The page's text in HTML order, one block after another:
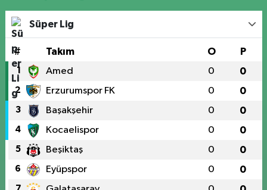
Süper Lig
# Takım O P
1 Amed 0 0
2 Erzurumspor FK 0 0
3 Başakşehir 0 0
4 Kocaelispor 0 0
5 Beşiktaş 0 0
6 Eyüpspor 0 0